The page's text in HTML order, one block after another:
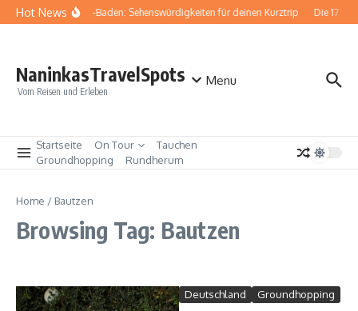
Zum Inhalt springen
Hot NewsBaden-Baden: Sehenswürdigkeiten für deinen Kurztrip Die 17
NaninkasTravelSpots
Vom Reisen und Erleben
Menu
Startseite On Tour
Tauchen
Groundhopping
Rundherum
Home / Bautzen
Browsing Tag: Bautzen
Deutschland Groundhopping